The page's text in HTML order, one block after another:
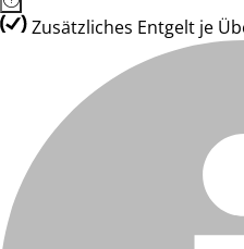
Zusätzliches Entgelt je